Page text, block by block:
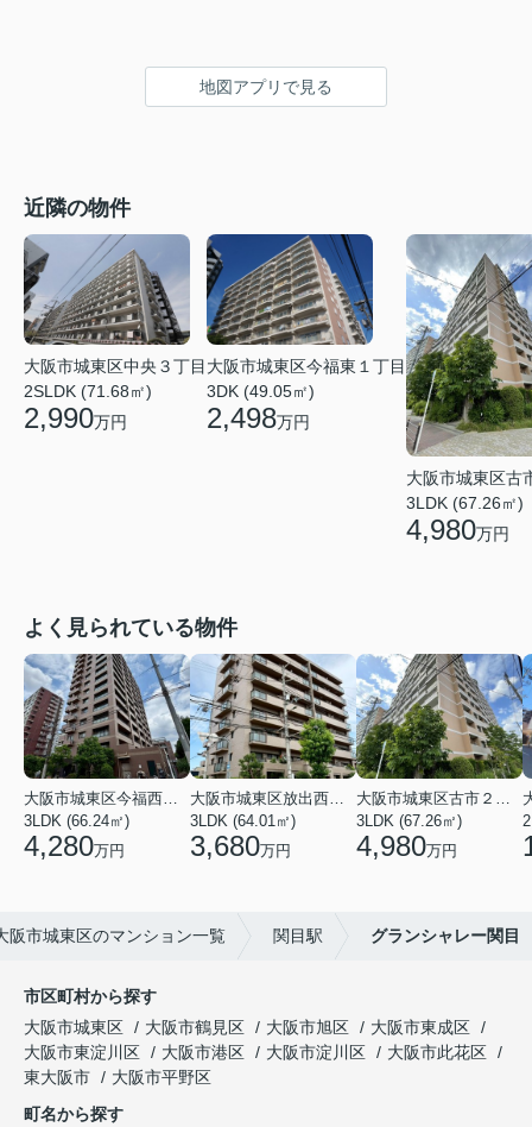
地図アプリで見る
近隣の物件
大阪市城東区中央３丁目
2SLDK (71.68㎡)
2,990万円
大阪市城東区今福東１丁目
3DK (49.05㎡)
2,498万円
大阪市城東区古
3LDK (67.26㎡)
4,980万円
よく見られている物件
大阪市城東区今福西６丁目
3LDK (66.24㎡)
4,280万円
大阪市城東区放出西１丁目
3LDK (64.01㎡)
3,680万円
大阪市城東区古市２丁目
3LDK (67.26㎡)
4,980万円
阪市城東区のマンション一覧 関目駅 グランシャレー関目
市区町村から探す
大阪市城東区
大阪市鶴見区 大阪市旭区
大阪市東成区
大阪市東淀川区
大阪市港区 大阪市淀川区
大阪市此花区
東大阪市
大阪市平野区
町名から探す